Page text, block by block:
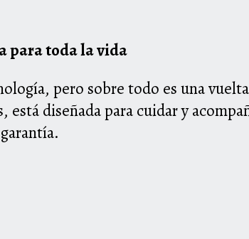
para toda la vida
pero sobre todo es una
está diseñada para cuidar y